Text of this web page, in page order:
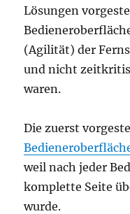
Lösungen
(Agilität) der
und nicht
waren.
Die zuerst
weil nach jeder
komplette Seite
wurde.